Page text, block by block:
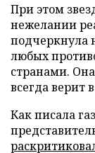
При этом
нежелании
подчеркнула
любых
странами.
всегда верит
Как писала